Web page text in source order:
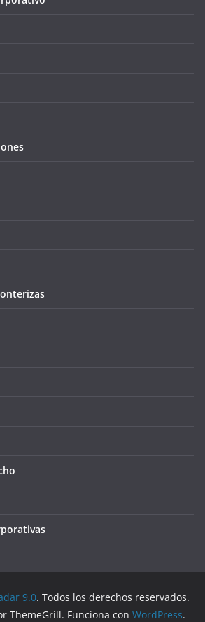
9.0. Todos los derechos reservados.
ThemeGrill. Funciona con WordPress.